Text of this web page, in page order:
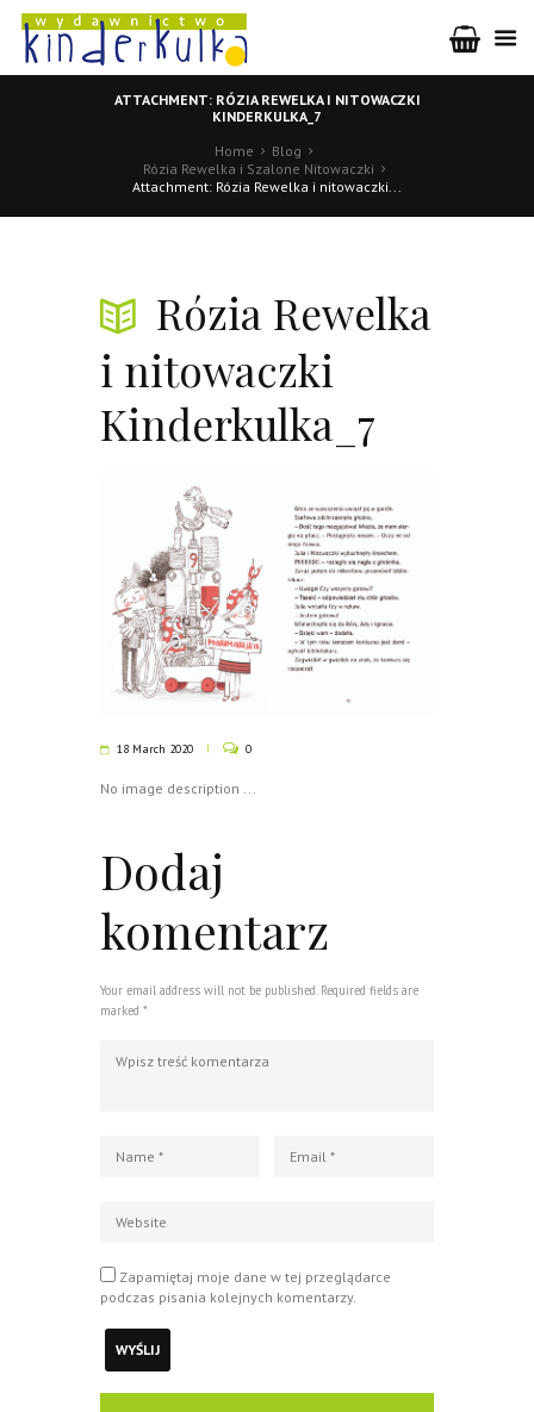
ATTACHMENT: RÓZIA REWELKA I NITOWACZKI
KINDERKULKA_7
Home
Blog
Rózia Rewelka i Szalone Nitowaczki
Attachment: Rózia Rewelka i nitowaczki...
Rózia Rewelka
i nitowaczki
Kinderkulka_7
18 March 2020 0
No image description ...
Dodaj
komentarz
Your email address will not be published. Required fields are
marked *
Zapamiętaj moje dane w tej przeglądarce
podczas pisania kolejnych komentarzy.